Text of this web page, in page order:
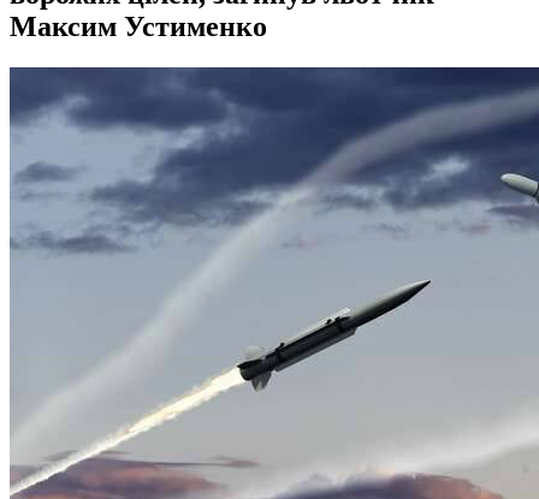
Максим Устименко